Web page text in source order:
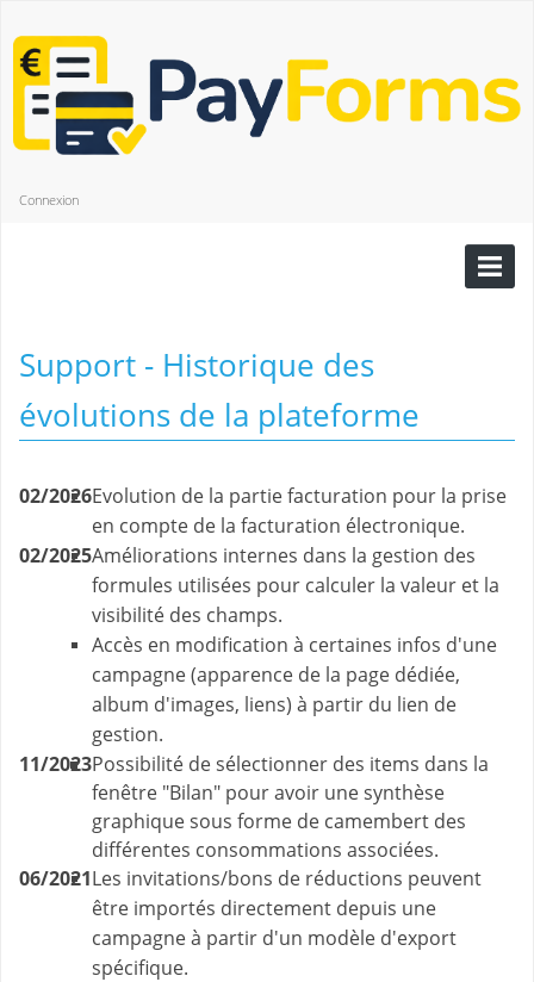
Connexion
Support - Historique des
évolutions de la plateforme
02/2026Evolution de la partie facturation pour la prise
en compte de la facturation électronique.
02/2025Améliorations internes dans la gestion des
formules utilisées pour calculer la valeur et la
visibilité des champs.
Accès en modification à certaines infos d'une
campagne (apparence de la page dédiée,
album d'images, liens) à partir du lien de
gestion.
11/2023Possibilité de sélectionner des items dans la
fenêtre "Bilan" pour avoir une synthèse
graphique sous forme de camembert des
différentes consommations associées.
06/2021Les invitations/bons de réductions peuvent
être importés directement depuis une
campagne à partir d'un modèle d'export
spécifique.